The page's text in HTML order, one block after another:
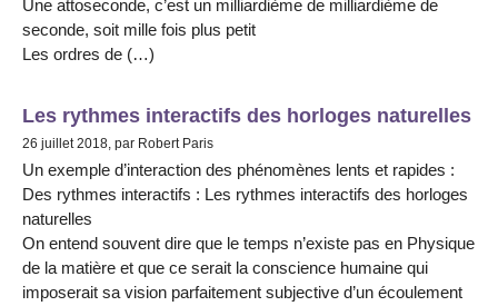
Une attoseconde, c’est un milliardième de milliardième de
seconde, soit mille fois plus petit
Les ordres de (…)
Les rythmes interactifs des horloges naturelles
26 juillet 2018, par Robert Paris
Un exemple d’interaction des phénomènes lents et rapides :
Des rythmes interactifs : Les rythmes interactifs des horloges
naturelles
On entend souvent dire que le temps n’existe pas en Physique
de la matière et que ce serait la conscience humaine qui
imposerait sa vision parfaitement subjective d’un écoulement